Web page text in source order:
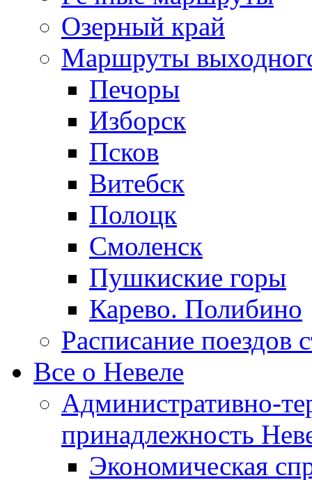
Озерный край
Маршруты
Печоры
Изборск
Псков
Витебск
Полоцк
Смоленск
Пушкиские горы
Карево. Полибино
Расписание поездов
Все о Невеле
Административно-
принадлежность
Экономическая